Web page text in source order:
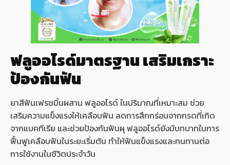
ฟลูออไรด์มาตรฐาน เสริมเกราะ
ป้องกันฟัน
ยาสีฟันเฟรชมิ้นผสาน ฟลูออไรด์ ในปริมาณที่เหมาะสม ช่วย
เสริมความแข็งแรงให้เคลือบฟัน ลดการสึกกร่อนจากกรดที่เกิด
จากแบคทีเรีย และช่วยป้องกันฟันผุ ฟลูออไรด์ยังมีบทบาทในการ
ฟื้นฟูเคลือบฟันในระยะเริ่มต้น ทำให้ฟันแข็งแรงและทนทานต่อ
การใช้งานในชีวิตประจำวัน